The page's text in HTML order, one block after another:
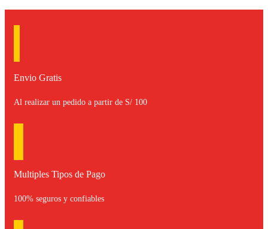
Envio Gratis
Al realizar un pedido a partir de S/ 100
Multiples Tipos de Pago
100% seguros y confiables